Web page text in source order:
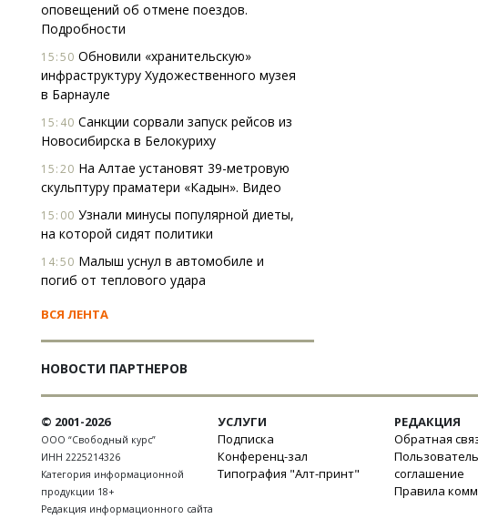
оповещений об отмене поездов.
Подробности
15:50 Обновили «хранительскую»
инфраструктуру Художественного музея
в Барнауле
15:40 Санкции сорвали запуск рейсов из
Новосибирска в Белокуриху
15:20 На Алтае установят 39-метровую
скульптуру праматери «Кадын». Видео
15:00 Узнали минусы популярной диеты,
на которой сидят политики
14:50 Малыш уснул в автомобиле и
погиб от теплового удара
ВСЯ ЛЕНТА
НОВОСТИ ПАРТНЕРОВ
© 2001-2026
ООО “Свободный курс”
ИНН 2225214326
Категория информационной
продукции 18+
Редакция информационного сайта
УСЛУГИ
Подписка
Конференц-зал
Типография "Алт-принт"
РЕДАКЦИЯ
Обратная
соглашение
Правила